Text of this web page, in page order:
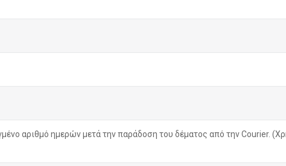
αριθμό ημερών μετά την παράδοση του δέματος από την Courier.